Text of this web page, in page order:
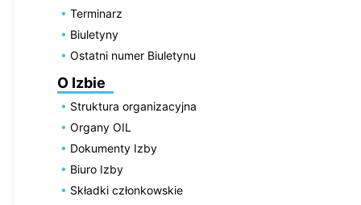
Terminarz
Biuletyny
Ostatni numer Biuletynu
O Izbie
Struktura organizacyjna
Organy OIL
Dokumenty Izby
Biuro Izby
Składki członkowskie